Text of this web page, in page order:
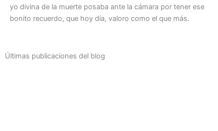
yo divina de la muerte posaba ante la cámara por tener ese
bonito recuerdo, que hoy día, valoro como el que más.
Últimas publicaciones del blog